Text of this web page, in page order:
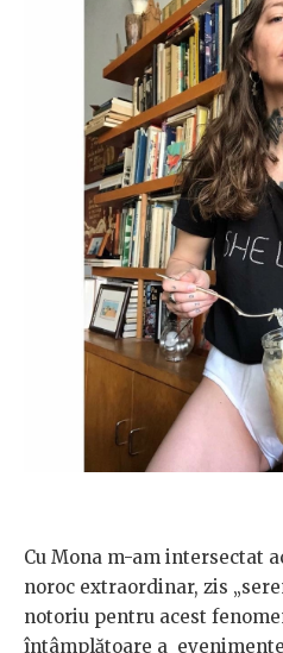
Cu Mona m-am intersectat
noroc extraordinar, zis
notoriu pentru acest
întâmplătoare a